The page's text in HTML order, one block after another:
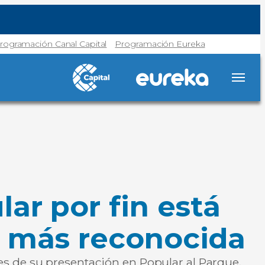
Canal Capital Programación Eureka
por fin está
reconocida
de su presentación en Popular al Parque.